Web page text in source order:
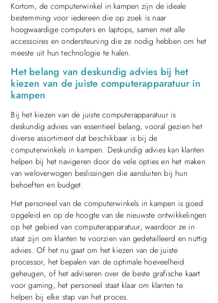
Kortom, de computerwinkel in kampen zijn de ideale
bestemming voor iedereen die op zoek is naar
hoogwaardige computers en laptops, samen met alle
accessoires en ondersteuning die ze nodig hebben om het
meeste uit hun technologie te halen.
Het belang van deskundig advies bij het
kiezen van de juiste computerapparatuur in
kampen
Bij het kiezen van de juiste computerapparatuur is
deskundig advies van essentieel belang, vooral gezien het
diverse assortiment dat beschikbaar is bij de
computerwinkels in kampen. Deskundig advies kan klanten
helpen bij het navigeren door de vele opties en het maken
van weloverwogen beslissingen die aansluiten bij hun
behoeften en budget.
Het personeel van de computerwinkels in kampen is goed
opgeleid en op de hoogte van de nieuwste ontwikkelingen
op het gebied van computerapparatuur, waardoor ze in
staat zijn om klanten te voorzien van gedetailleerd en nuttig
advies. Of het nu gaat om het kiezen van de juiste
processor, het bepalen van de optimale hoeveelheid
geheugen, of het adviseren over de beste grafische kaart
voor gaming, het personeel staat klaar om klanten te
helpen bij elke stap van het proces.